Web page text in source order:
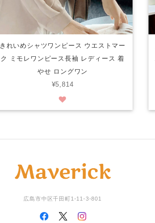
きれいめシャツワンピース ウエストマー
ク ミモレワンピース長袖 レディース 着
やせ ロングワン
¥5,814
広島市中区千田町1-11-3-801